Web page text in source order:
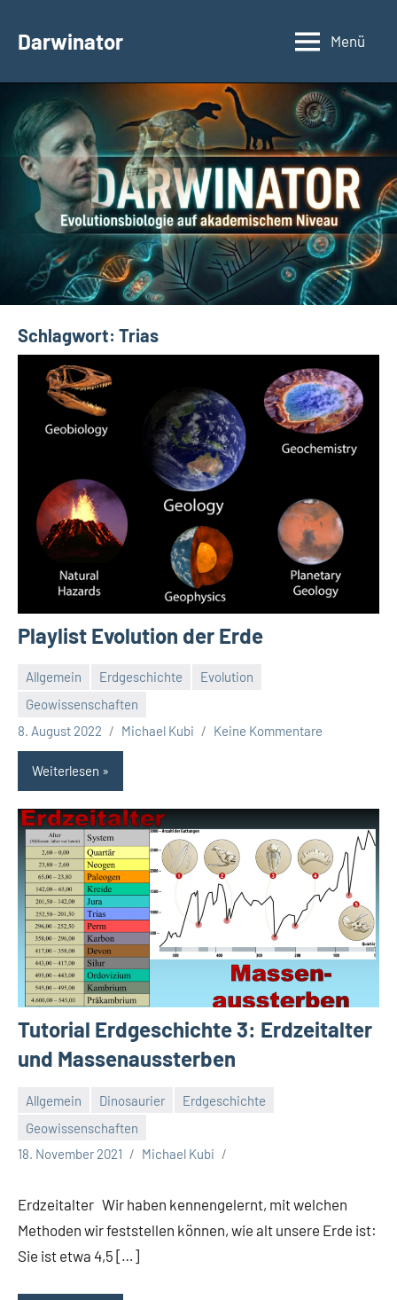
InhaltDarwinator
Evolutionsbiologie
Menü
Schlagwort: Trias
Playlist Evolution der Erde
Allgemein Erdgeschichte
Evolution
Geowissenschaften
8. August 2022
Michael Kubi Keine Kommentare
Weiterlesen
Tutorial Erdgeschichte 3: Erdzeitalter
und Massenaussterben
Allgemein Dinosaurier
Erdgeschichte
Geowissenschaften
18. November 2021
Michael Kubi
Erdzeitalter Wir haben kennengelernt, mit welchen
Methoden wir feststellen können, wie alt unsere Erde ist:
Sie ist etwa 4,5 […]